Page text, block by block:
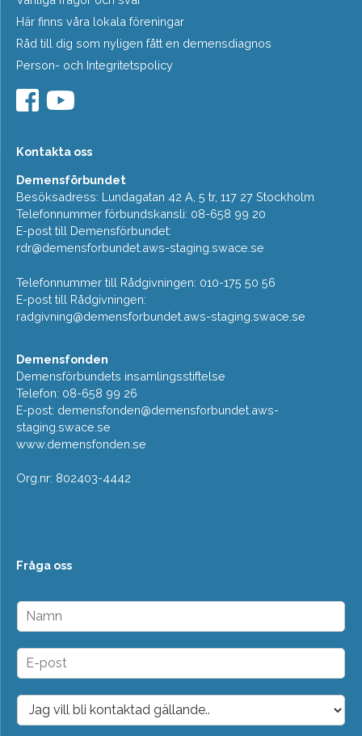
Här finns våra lokala föreningar
Råd till dig som nyligen fått en demensdiagnos
Person- och Integritetspolicy
Kontakta oss
Demensförbundet
Besöksadress: Lundagatan 42 A, 5 tr, 117 27 Stockholm
Telefonnummer förbundskansli: 08-658 99 20
E-post till Demensförbundet:
rdr@demensforbundet.aws-staging.swace.se
Telefonnummer till Rådgivningen: 010-175 50 56
E-post till Rådgivningen:
radgivning@demensforbundet.aws-staging.swace.se
Demensfonden
Demensförbundets insamlingsstiftelse
Telefon: 08-658 99 26
E-post: demensfonden@demensforbundet.aws-
staging.swace.se
www.demensfonden.se
Org.nr: 802403-4442
Fråga oss
N
m
n
E
p
o
t
D
o